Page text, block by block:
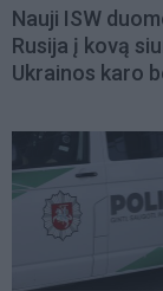
Nauji ISW
Rusija į kovą
Ukrainos karo